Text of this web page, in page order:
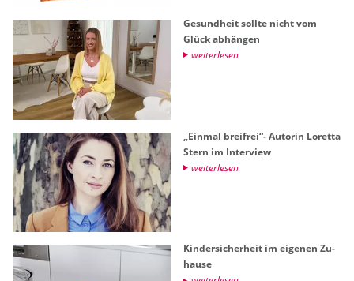
Ge­sund­heit soll­te nicht vom
Glück ab­hän­gen
wei­ter­le­sen
„Ein­mal breifrei“- Au­to­rin Lo­ret­ta
Stern im In­ter­view
wei­ter­le­sen
Kin­der­si­cher­heit im ei­ge­nen Zu­
hau­se